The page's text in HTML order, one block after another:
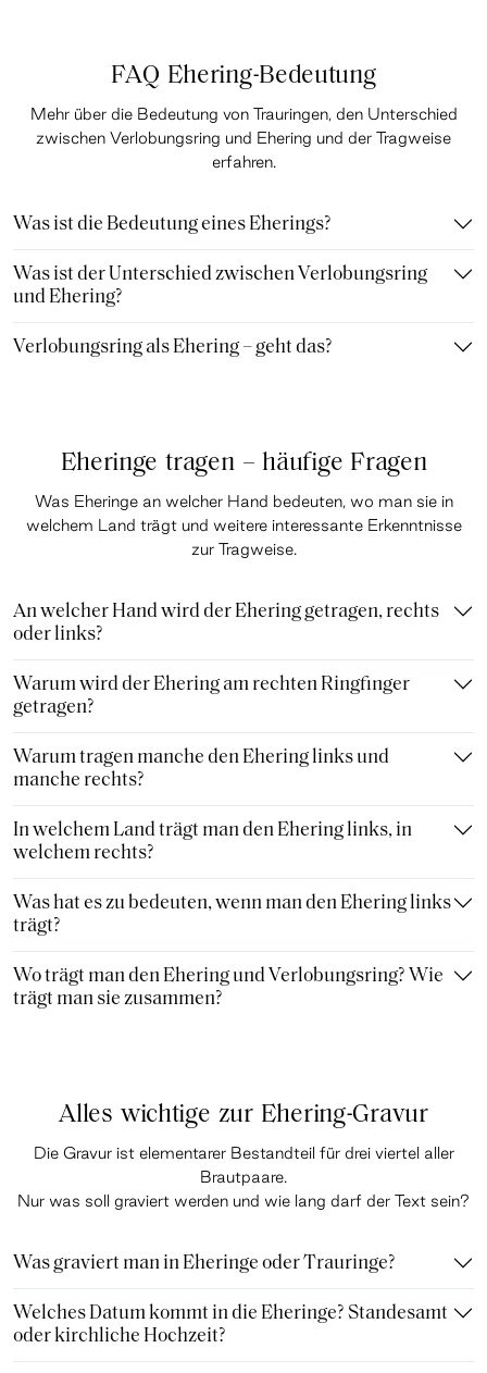
FAQ Ehering-Bedeutung
Mehr über die Bedeutung von Trauringen, den Unterschied
zwischen Verlobungsring und Ehering und der Tragweise
erfahren.
Was ist die Bedeutung eines Eherings?
Was ist der Unterschied zwischen Verlobungsring
und Ehering?
Verlobungsring als Ehering – geht das?
Eheringe tragen – häufige Fragen
Was Eheringe an welcher Hand bedeuten, wo man sie in
welchem Land trägt und weitere interessante Erkenntnisse
zur Tragweise.
An welcher Hand wird der Ehering getragen, rechts
oder links?
Warum wird der Ehering am rechten Ringfinger
getragen?
Warum tragen manche den Ehering links und
manche rechts?
In welchem Land trägt man den Ehering links, in
welchem rechts?
Was hat es zu bedeuten, wenn man den Ehering links
trägt?
Wo trägt man den Ehering und Verlobungsring? Wie
trägt man sie zusammen?
Alles wichtige zur Ehering-Gravur
Die Gravur ist elementarer Bestandteil für drei viertel aller
Brautpaare.
Nur was soll graviert werden und wie lang darf der Text sein?
Was graviert man in Eheringe oder Trauringe?
Welches Datum kommt in die Eheringe? Standesamt
oder kirchliche Hochzeit?